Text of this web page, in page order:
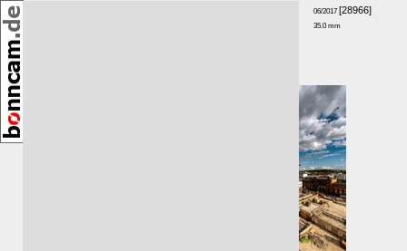
06/2017 [28966]
35.0 mm